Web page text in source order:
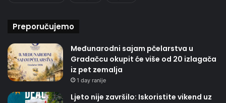
Preporučujemo
Međunarodni sajam pčelarstva u
Gradačcu okupit će više od 20 izlagača
iz pet zemalja
1 day ranije
Ljeto nije završilo: Iskoristite vikend uz